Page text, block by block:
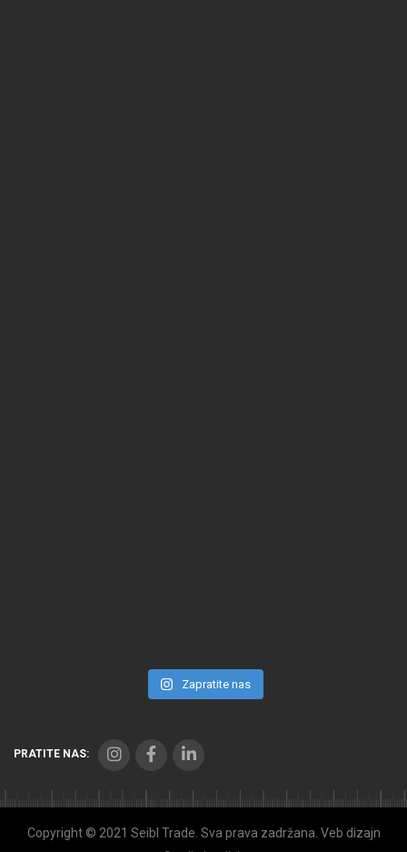
Zapratite nas
PRATITE NAS:
Copyright © 2021 Seibl Trade. Sva prava zadržana. Veb dizajn